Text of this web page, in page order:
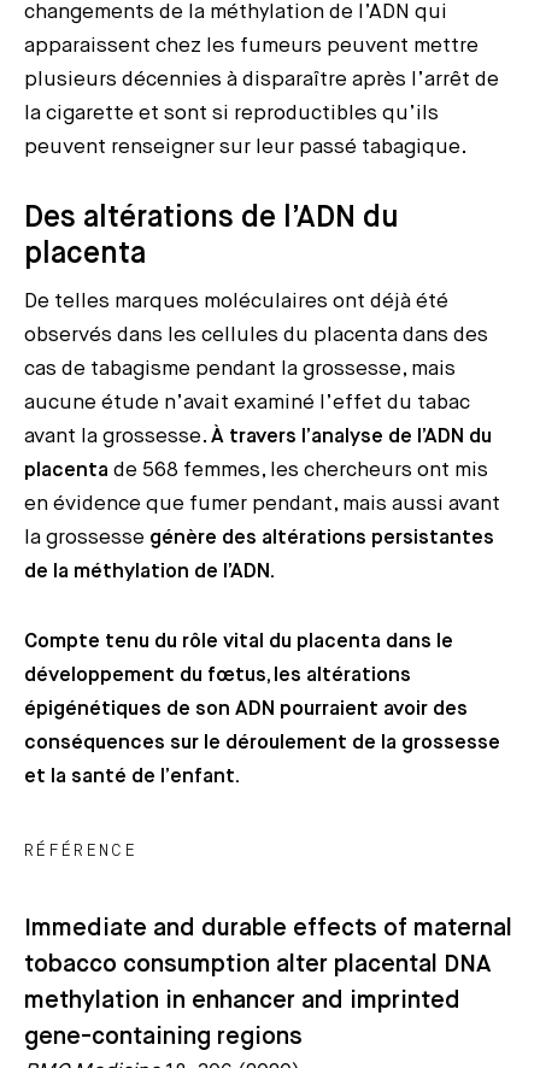
changements de la méthylation de l’ADN qui
apparaissent chez les fumeurs peuvent mettre
plusieurs décennies à disparaître après l’arrêt de
la cigarette et sont si reproductibles qu’ils
peuvent renseigner sur leur passé tabagique.
Des altérations de l’ADN du
placenta
De telles marques moléculaires ont déjà été
observés dans les cellules du placenta dans des
cas de tabagisme pendant la grossesse, mais
aucune étude n’avait examiné l’effet du tabac
avant la grossesse. À travers l’analyse de l’ADN du
placenta de 568 femmes, les chercheurs ont mis
en évidence que fumer pendant, mais aussi avant
la grossesse génère des altérations persistantes
de la méthylation de l’ADN.
Compte tenu du rôle vital du placenta dans le
développement du fœtus, les altérations
épigénétiques de son ADN pourraient avoir des
conséquences sur le déroulement de la grossesse
et la santé de l’enfant.
RÉFÉRENCE
Immediate and durable effects of maternal
tobacco consumption alter placental DNA
methylation in enhancer and imprinted
gene-containing regions